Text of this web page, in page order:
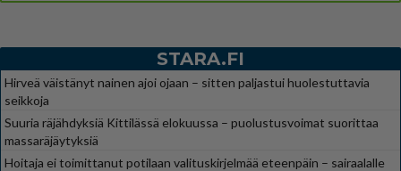
STARA.FI
Hirveä väistänyt nainen ajoi ojaan – sitten paljastui huolestuttavia
seikkoja
Suuria räjähdyksiä Kittilässä elokuussa – puolustusvoimat suorittaa
massaräjäytyksiä
Hoitaja ei toimittanut potilaan valituskirjelmää eteenpäin – sairaalalle